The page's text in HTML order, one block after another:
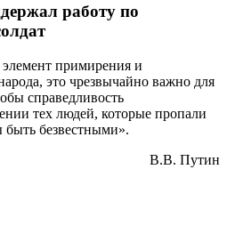
работу по
примирения и
это чрезвычайно важно для
справедливость
тех людей, которые пропали
быть безвестными».
В.В. Путин